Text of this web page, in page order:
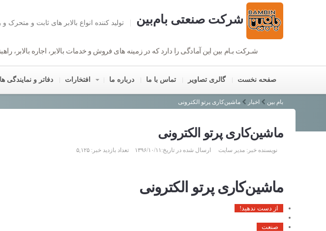
شرکت صنعتی بام‌بین تولید کننده انواع بالابر های ثابت و متحرک و
شـرکت بـام بین این آمادگی را دارد که در زمینه های فروش و خدمات بالابر، اجاره
دفاتر و نمایندگی ها افتخارات درباره ما تماس با ما گالری تصاویر صفحه نخست
بام بین اخبار ماشین‌کاری پرتو الکترونی
ماشین‌کاری پرتو الکترونی
نویسنده خبر: مدیر سایت ارسال شده در تاریخ:۱۳۹۶/۱۰/۱۱ تعداد بازدید خبر: ۵,۱۲۵
ماشین‌کاری پرتو الکترونی
از دست ندهید!
صنعت